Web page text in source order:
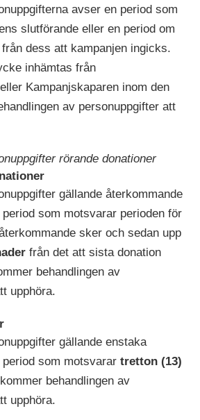
avser en period som
slutförande eller en period om
från dess att kampanjen ingicks.
inhämtas från
Kampanjskaparen inom den
av personuppgifter att
rörande donationer
gällande återkommande
som motsvarar perioden för
sker och sedan upp
från det att sista donation
behandlingen av
upphöra.
gällande enstaka
som motsvarar tretton (13)
behandlingen av
upphöra.